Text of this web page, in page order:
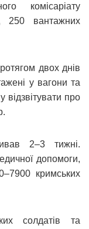
комісаріату
250 вантажних
двох днів
у вагони та
відзвітувати про
2–3 тижні.
допомоги,
кримських
солдатів та